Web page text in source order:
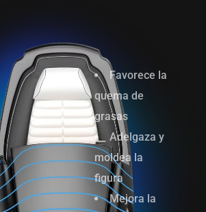
Favorece la
quema de
grasas
Adelgaza y
moldea la
figura
Mejora la